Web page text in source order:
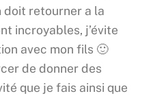
doit retourner a la
incroyables, j’évite
avec mon fils 🙂
de donner des
que je fais ainsi que